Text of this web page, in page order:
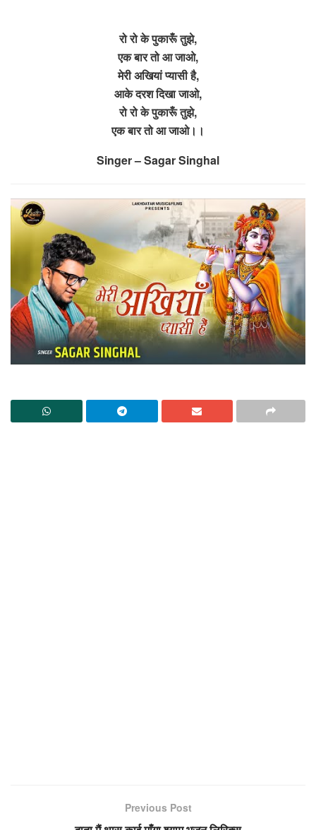
रो रो के पुकारूँ तुझे,
एक बार तो आ जाओ,
मेरी अखियां प्यासी है,
आके दरश दिखा जाओ,
रो रो के पुकारूँ तुझे,
एक बार तो आ जाओ।।
Singer – Sagar Singhal
Previous Post